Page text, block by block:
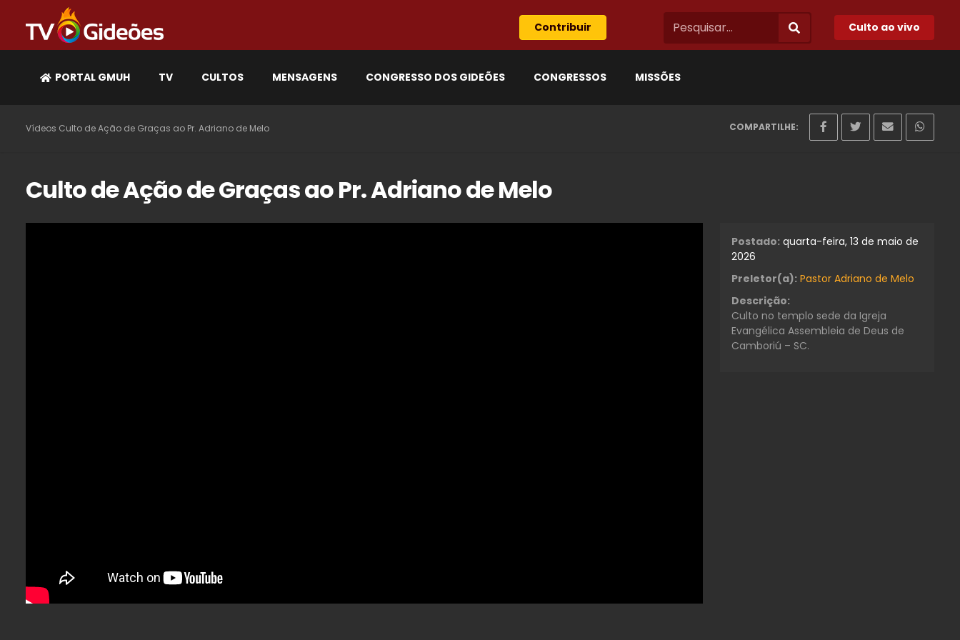
Contribuir Culto ao vivo
PORTAL GMUH TV CULTOS MENSAGENS CONGRESSO DOS GIDEÕES CONGRESSOS MISSÕES
Vídeos Culto de Ação de Graças ao Pr. Adriano de Melo COMPARTILHE:
Culto de Ação de Graças ao Pr. Adriano de Melo
Postado: quarta-feira, 13 de maio de
2026
Preletor(a): Pastor Adriano de Melo
Descrição:
Culto no templo sede da Igreja
Evangélica Assembleia de Deus de
Camboriú – SC.